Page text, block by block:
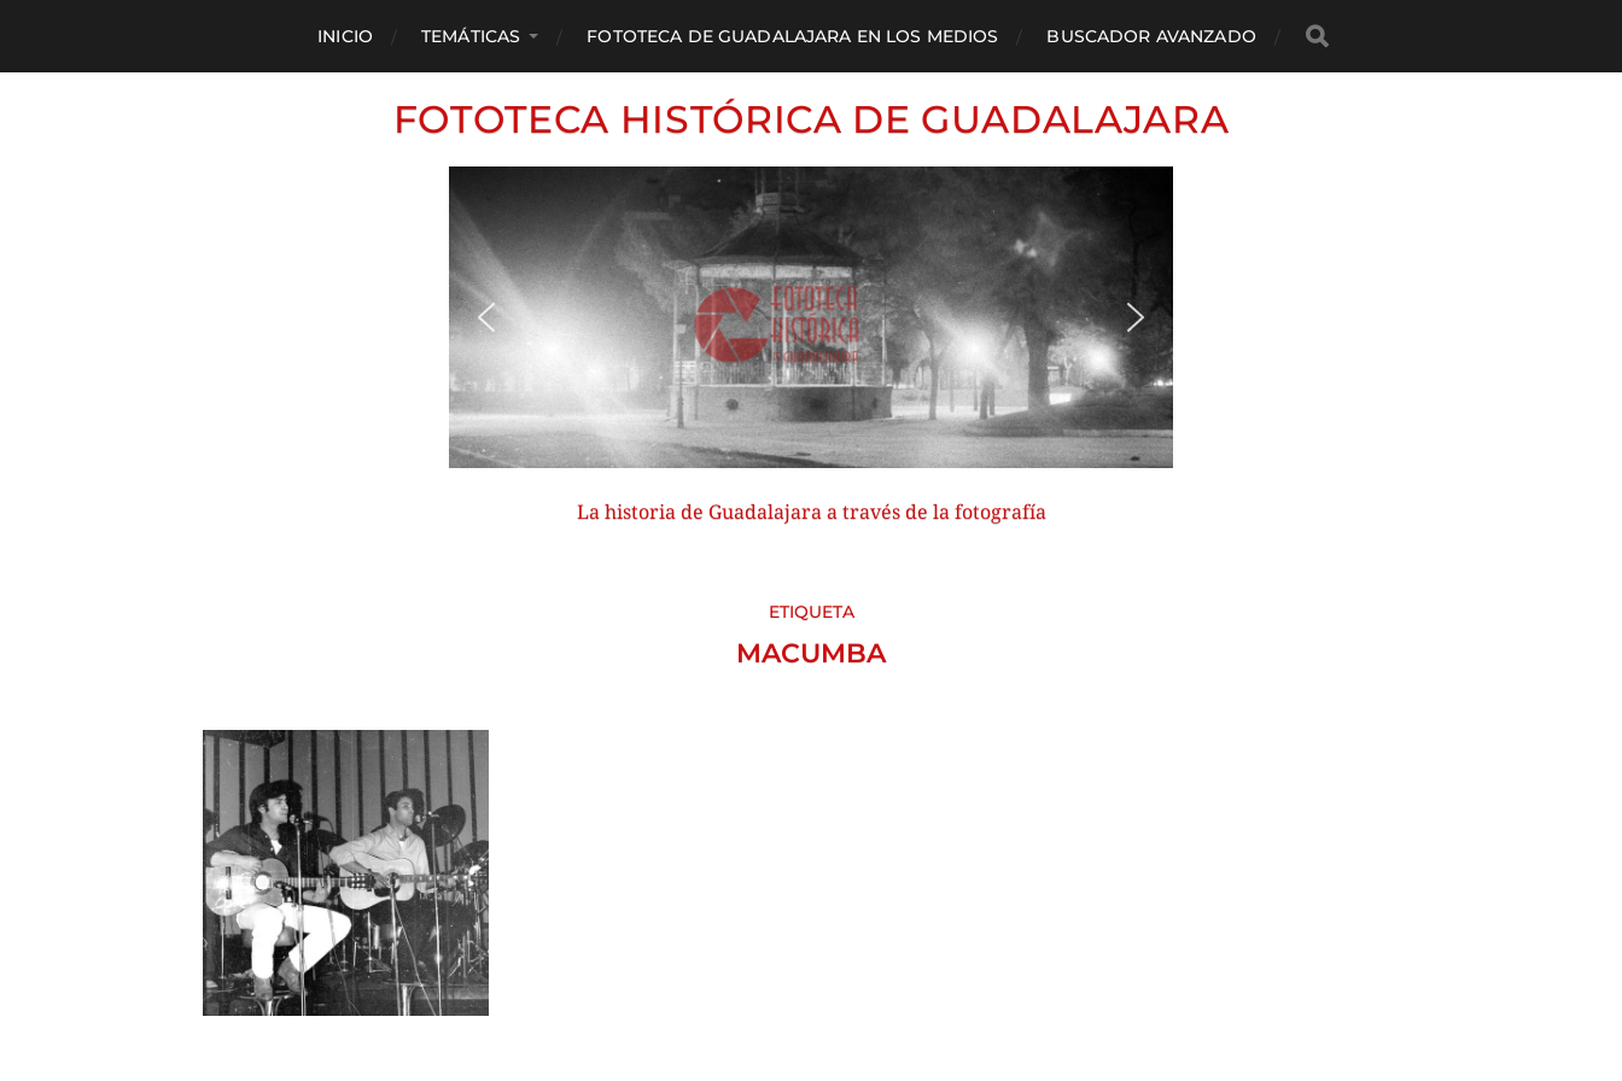
INICIO TEMÁTICAS FOTOTECA DE GUADALAJARA EN LOS MEDIOS BUSCADOR AVANZADO
FOTOTECA HISTÓRICA DE GUADALAJARA
La historia de Guadalajara a través de la fotografía
ETIQUETA
MACUMBA